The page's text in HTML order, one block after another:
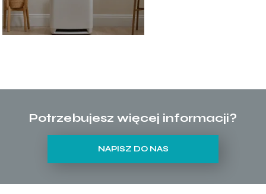
Potrzebujesz więcej informacji?
NAPISZ DO NAS